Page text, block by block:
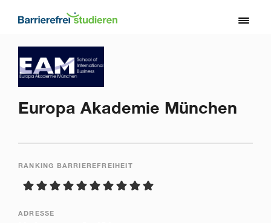
Europa Akademie München
RANKING BARRIEREFREIHEIT
ADRESSE